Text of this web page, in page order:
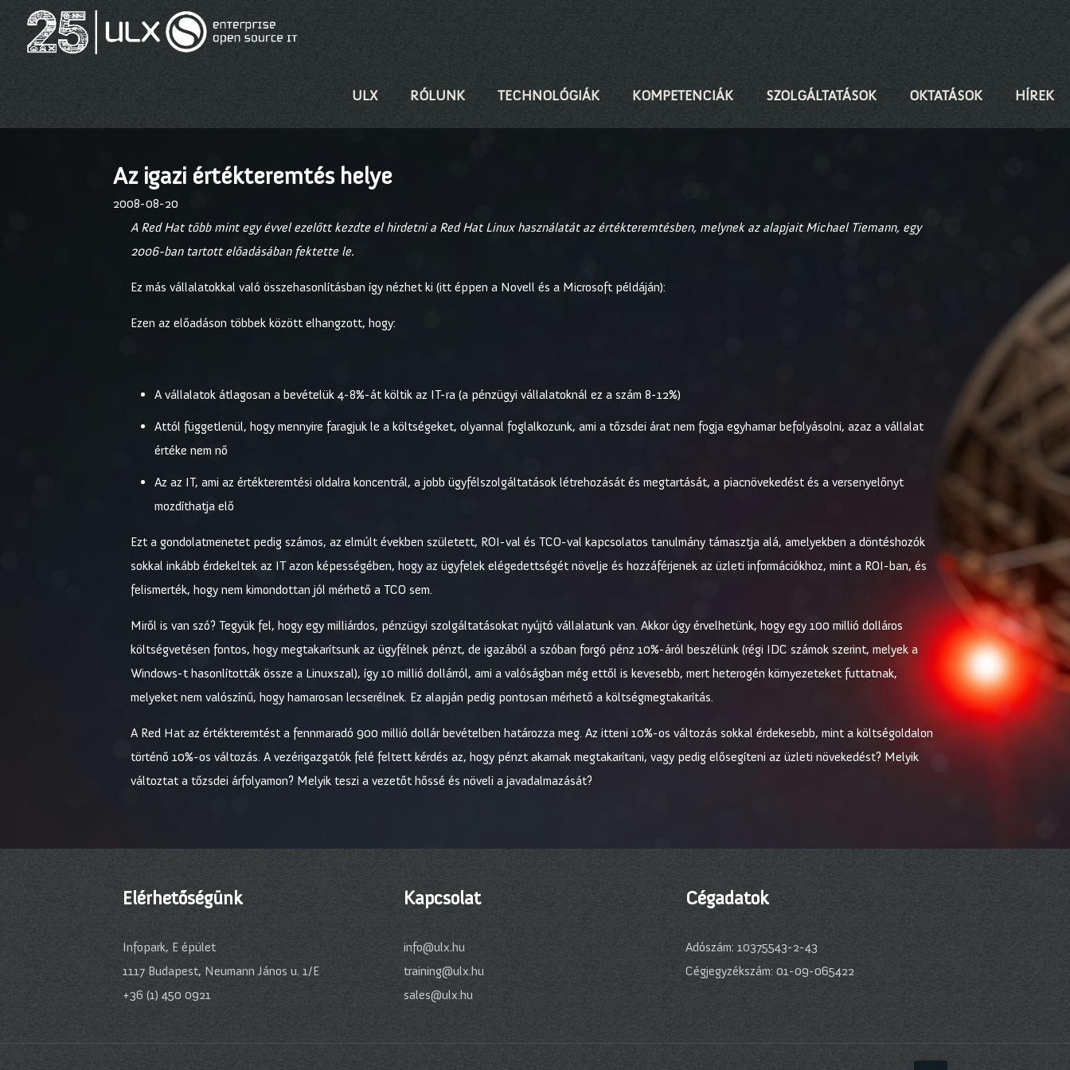
ULX RÓLUNK TECHNOLÓGIÁK KOMPETENCIÁK SZOLGÁLTATÁSOK OKTATÁSOK HÍREK
Az igazi értékteremtés helye
2008-08-20
A Red Hat több mint egy évvel ezelőtt kezdte el hirdetni a Red Hat Linux használatát az értékteremtésben, melynek az alapjait Michael Tiemann, egy
2006-ban tartott előadásában fektette le.
Ez más vállalatokkal való összehasonlításban így nézhet ki (itt éppen a Novell és a Microsoft példáján):
Ezen az előadáson többek között elhangzott, hogy:
A vállalatok átlagosan a bevételük 4-8%-át költik az IT-ra (a pénzügyi vállalatoknál ez a szám 8-12%)
Attól függetlenül, hogy mennyire faragjuk le a költségeket, olyannal foglalkozunk, ami a tőzsdei árat nem fogja egyhamar befolyásolni, azaz a vállalat
értéke nem nő
Az az IT, ami az értékteremtési oldalra koncentrál, a jobb ügyfélszolgáltatások létrehozását és megtartását, a piacnövekedést és a versenyelőnyt
mozdíthatja elő
Ezt a gondolatmenetet pedig számos, az elmúlt években született, ROI-val és TCO-val kapcsolatos tanulmány támasztja alá, amelyekben a döntéshozók
sokkal inkább érdekeltek az IT azon képességében, hogy az ügyfelek elégedettségét növelje és hozzáférjenek az üzleti információkhoz, mint a ROI-ban, és
felismerték, hogy nem kimondottan jól mérhető a TCO sem.
Miről is van szó? Tegyük fel, hogy egy milliárdos, pénzügyi szolgáltatásokat nyújtó vállalatunk van. Akkor úgy érvelhetünk, hogy egy 100 millió dolláros
költségvetésen fontos, hogy megtakarítsunk az ügyfélnek pénzt, de igazából a szóban forgó pénz 10%-áról beszélünk (régi IDC számok szerint, melyek a
Windows-t hasonlították össze a Linuxszal), így 10 millió dollárról, ami a valóságban még ettől is kevesebb, mert heterogén környezeteket futtatnak,
melyeket nem valószínű, hogy hamarosan lecserélnek. Ez alapján pedig pontosan mérhető a költségmegtakarítás.
A Red Hat az értékteremtést a fennmaradó 900 millió dollár bevételben határozza meg. Az itteni 10%-os változás sokkal érdekesebb, mint a költségoldalon
történő 10%-os változás. A vezérigazgatók felé feltett kérdés az, hogy pénzt akarnak megtakarítani, vagy pedig elősegíteni az üzleti növekedést? Melyik
változtat a tőzsdei árfolyamon? Melyik teszi a vezetőt hőssé és növeli a javadalmazását?
Elérhetőségünk
Infopark, E épület
1117 Budapest, Neumann János u. 1/E
+36 (1) 450 0921
Kapcsolat
info@ulx.hu
training@ulx.hu
sales@ulx.hu
Cégadatok
Adószám: 10375543-2-43
Cégjegyzékszám: 01-09-065422